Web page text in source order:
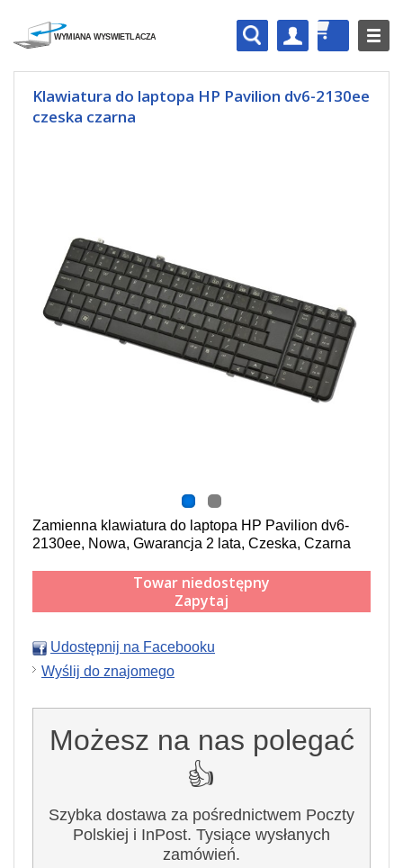
Klawiatura do laptopa HP Pavilion dv6-2130ee
czeska czarna
Zamienna klawiatura do laptopa HP Pavilion dv6-
2130ee, Nowa, Gwarancja 2 lata, Czeska, Czarna
Towar niedostępny
Zapytaj
Udostępnij na Facebooku
Wyślij do znajomego
Możesz na nas polegać
👍
Szybka dostawa za pośrednictwem Poczty
Polskiej i InPost. Tysiące wysłanych
zamówień.